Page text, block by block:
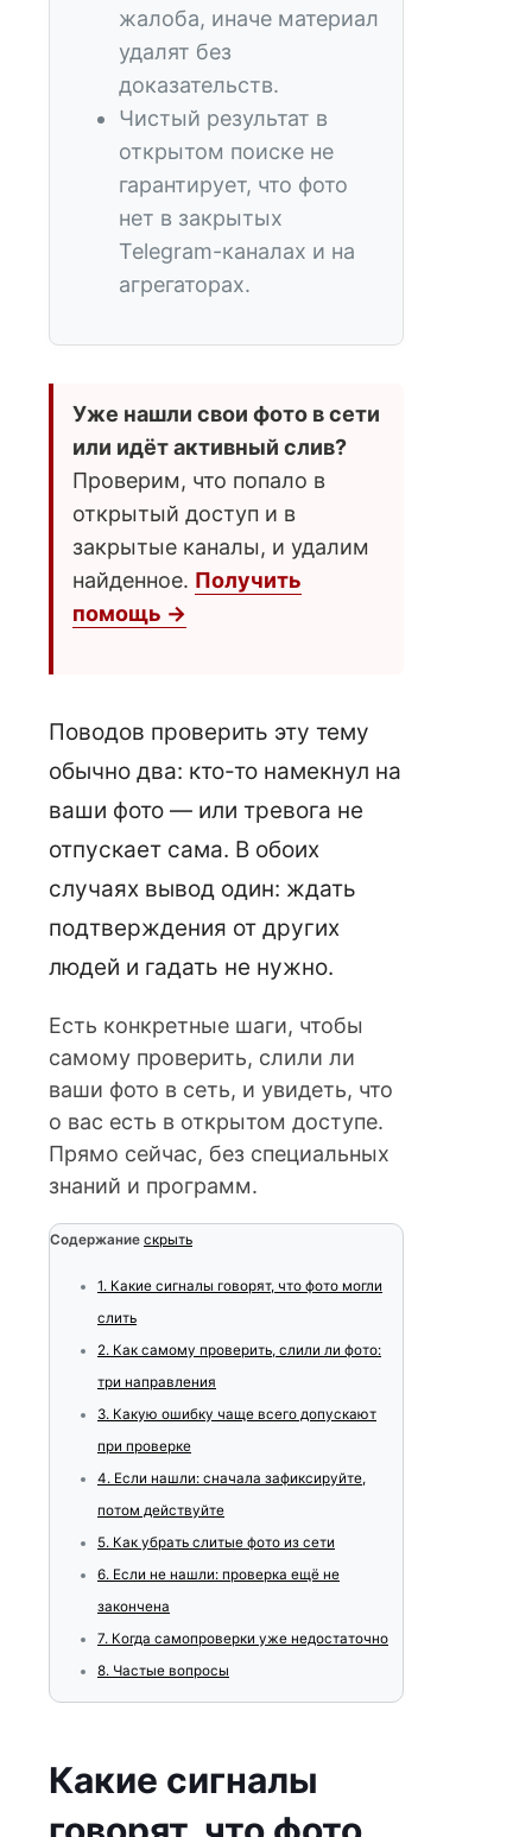
жалоба, иначе материал
удалят без
доказательств.
Чистый результат в
открытом поиске не
гарантирует, что фото
нет в закрытых
Telegram-каналах и на
агрегаторах.
Уже нашли свои фото в сети
или идёт активный слив?
Проверим, что попало в
открытый доступ и в
закрытые каналы, и удалим
найденное. Получить
помощь →
Поводов проверить эту тему
обычно два: кто-то намекнул на
ваши фото — или тревога не
отпускает сама. В обоих
случаях вывод один: ждать
подтверждения от других
людей и гадать не нужно.
Есть конкретные шаги, чтобы
самому проверить, слили ли
ваши фото в сеть, и увидеть, что
о вас есть в открытом доступе.
Прямо сейчас, без специальных
знаний и программ.
Содержание скрыть
1. Какие сигналы говорят, что фото могли
слить
2. Как самому проверить, слили ли фото:
три направления
3. Какую ошибку чаще всего допускают
при проверке
4. Если нашли: сначала зафиксируйте,
потом действуйте
5. Как убрать слитые фото из сети
6. Если не нашли: проверка ещё не
закончена
7. Когда самопроверки уже недостаточно
8. Частые вопросы
Какие сигналы